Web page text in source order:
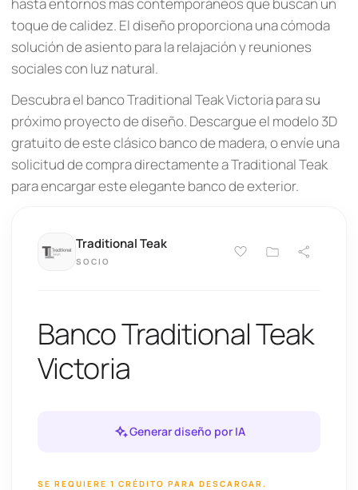
toque de calidez. El diseño proporciona una cómoda
solución de asiento para la relajación y reuniones
sociales con luz natural.
Descubra el banco Traditional Teak Victoria para su
próximo proyecto de diseño. Descargue el modelo 3D
gratuito de este clásico banco de madera, o envíe una
solicitud de compra directamente a Traditional Teak
para encargar este elegante banco de exterior.
Traditional Teak
SOCIO
Banco Traditional Teak
Victoria
Generar diseño por IA
SE REQUIERE 1 CRÉDITO PARA DESCARGAR.